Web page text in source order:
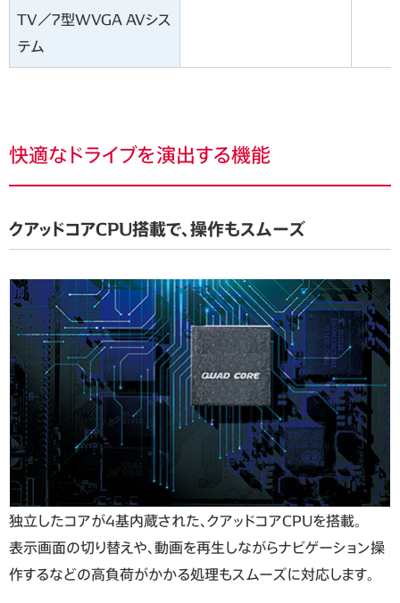
TV／7型WVGA AVシス
テム
快適なドライブを演出する機能
クアッドコアCPU搭載で、操作もスムーズ
独立したコアが4基内蔵された、クアッドコアCPUを搭載。
表示画面の切り替えや、動画を再生しながらナビゲーション操
作するなどの高負荷がかかる処理もスムーズに対応します。